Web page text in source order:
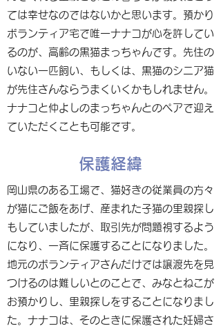
ては幸せなのではないかと思います。預かり
ボランティア宅で唯一ナナコが心を許してい
るのが、高齢の黒猫まっちゃんです。先住の
いない一匹飼い、もしくは、黒猫のシニア猫
が先住さんならうまくいくかもしれません。
ナナコと仲よしのまっちゃんとのペアで迎え
ていただくことも可能です。
保護経緯
岡山県のある工場で、猫好きの従業員の方々
が猫にご飯をあげ、産まれた子猫の里親探し
もしていましたが、取引先が問題視するよう
になり、一斉に保護することになりました。
地元のボランティアさんだけでは譲渡先を見
つけるのは難しいとのことで、みなとねこが
お預かりし、里親探しをすることになりまし
た。ナナコは、そのときに保護された妊婦さ